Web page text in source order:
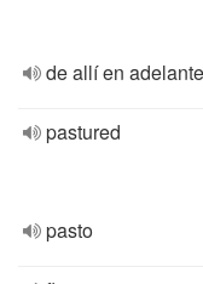
de allí en adelante
pastured
pasto